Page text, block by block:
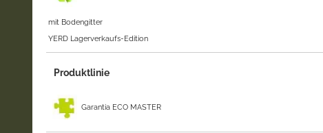
mit Bodengitter
YERD Lagerverkaufs-Edition
Produktlinie
Garantia ECO MASTER